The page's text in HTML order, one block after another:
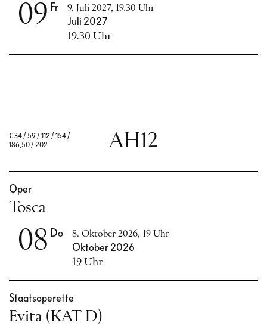
09 Fr 9. Juli 2027, 19.30 Uhr
Juli 2027
19.30 Uhr
€34 / 59 / 112 / 154 /
186,50 / 202
AH12
08 Do 8. Oktober 2026, 19 Uhr
Oktober 2026
19 Uhr
Tosca
Oper
Evita (KAT D)
Staatsoperette